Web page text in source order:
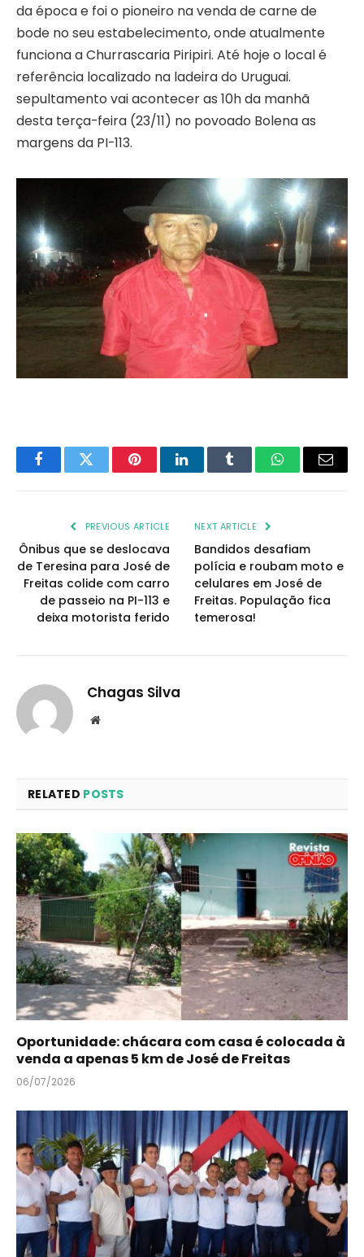
da época e foi o pioneiro na venda de carne de
bode no seu estabelecimento, onde atualmente
funciona a Churrascaria Piripiri. Até hoje o local é
referência localizado na ladeira do Uruguai.
sepultamento vai acontecer as 10h da manhã
desta terça-feira (23/11) no povoado Bolena as
margens da PI-113.
FacebookTwitter PinterestLinkedInTumblr WhatsAppEmail
PREVIOUS ARTICLE
Ônibus que se deslocava
de Teresina para José de
Freitas colide com carro
de passeio na PI-113 e
deixa motorista ferido
NEXT ARTICLE
Bandidos desafiam
polícia e roubam moto e
celulares em José de
Freitas. População fica
temerosa!
Chagas Silva
Website
RELATED POSTS
Oportunidade: chácara com casa é colocada à
venda a apenas 5 km de José de Freitas
06/07/2026